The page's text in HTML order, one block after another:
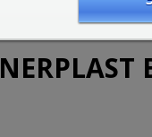
Ванны